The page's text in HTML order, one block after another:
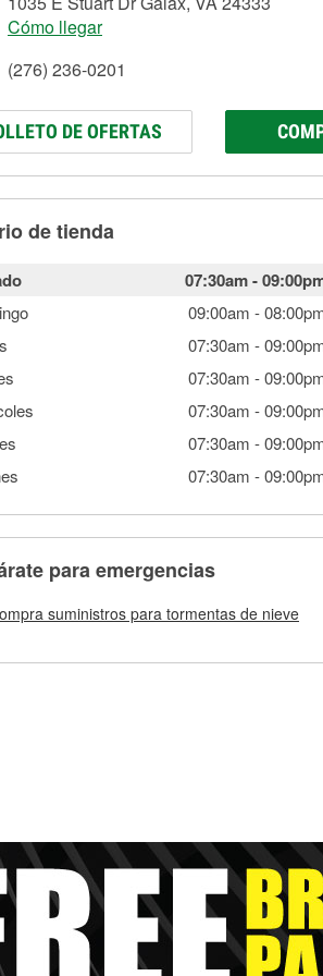
Cómo llegar
(276) 236-0201
DE OFERTAS
de tienda
07:30am-
09:00am -
07:30am -
07:30am -
07:30am -
07:30am -
07:30am -
para emergencias
suministros para tormentas de nieve